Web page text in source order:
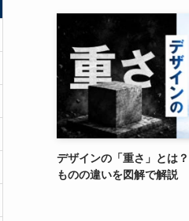
デザインの「重さ」とは
ものの違いを図解で解説